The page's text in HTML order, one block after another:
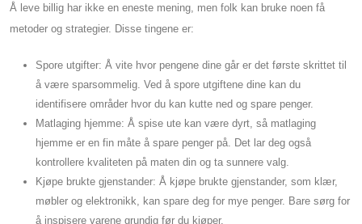
Å leve billig har ikke en eneste mening, men folk kan bruke noen få
metoder og strategier. Disse tingene er:
Spore utgifter: Å vite hvor pengene dine går er det første skrittet til
å være sparsommelig. Ved å spore utgiftene dine kan du
identifisere områder hvor du kan kutte ned og spare penger.
Matlaging hjemme: Å spise ute kan være dyrt, så matlaging
hjemme er en fin måte å spare penger på. Det lar deg også
kontrollere kvaliteten på maten din og ta sunnere valg.
Kjøpe brukte gjenstander: Å kjøpe brukte gjenstander, som klær,
møbler og elektronikk, kan spare deg for mye penger. Bare sørg for
å inspisere varene grundig før du kjøper.